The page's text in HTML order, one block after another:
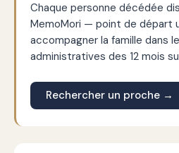
Chaque personne décédée
MemoMori — point de départ
accompagner la famille dans
administratives des 12 mois
Rechercher un proche →